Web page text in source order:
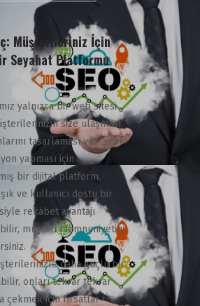
Müşterileriniz İçin
Seyahat Platformu
yalnızca bir web sitesi
size ulaşması,
tasarlaması ve
yapması için
bir dijital platform.
ve kullanıcı dostu bir
rekabet avantajı
müşteri memnuniyetini
daha güçlü bir
onları tekrar tekrar
çekmek için fırsatlar